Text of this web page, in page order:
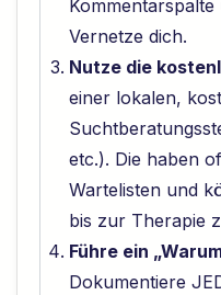
Vernetze dich.
Nutze die
einer lokalen,
etc.). Die haben
Wartelisten und
bis zur Therapie
Führe ein
Dokumentiere